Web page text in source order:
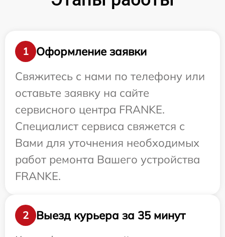
1
Оформление заявки
Свяжитесь с нами по телефону или
оставьте заявку на сайте
сервисного центра FRANKE.
Специалист сервиса свяжется с
Вами для уточнения необходимых
работ ремонта Вашего устройства
FRANKE.
2
Выезд курьера за 35 минут